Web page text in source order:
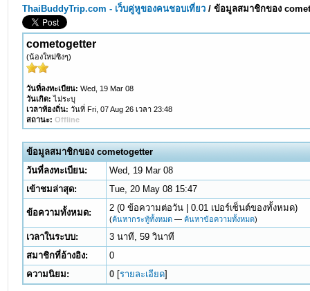
ThaiBuddyTrip.com - เว็บคู่หูของคนชอบเที่ยว /ข้อมูลสมาชิกของ
cometogetter
(น้องใหม่ซิงๆ)
วันที่ลงทะเบียน: Wed, 19 Mar 08
วันเกิด: ไม่ระบุ
เวลาท้องถิ่น: วันที่ Fri, 07 Aug 26 เวลา 23:48
สถานะ: Offline
ข้อมูลสมาชิกของ cometogetter
วันที่ลงทะเบียน:
Wed, 19 Mar 08
เข้าชมล่าสุด:
Tue, 20 May 08 15:47
ข้อความทั้งหมด: 2 (0 ข้อความต่อวัน | 0.01 เปอร์เซ็นต์ของทั้งหมด)
(ค้นหากระทู้ทั้งหมด — ค้นหาข้อความทั้งหมด)
เวลาในระบบ:
3 นาที, 59 วินาที
สมาชิกที่อ้างอิง:
0
ความนิยม:
0 [รายละเอียด]